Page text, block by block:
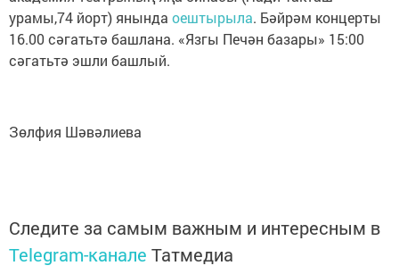
урамы,74 йорт) янында оештырыла. Бәйрәм концерты
16.00 сәгатьтә башлана. «Язгы Печән базары» 15:00
сәгатьтә эшли башлый.
Зөлфия Шәвәлиева
Следите за самым важным и интересным в
Telegram-канале Татмедиа